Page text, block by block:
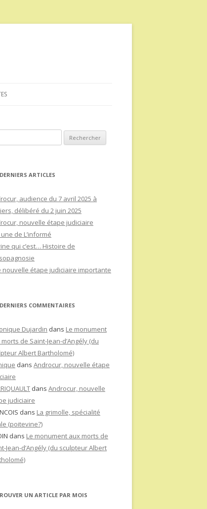
ARTICLES
audience du 7 avril 2025 à
délibéré du 2 juin 2025
nouvelle étape judiciaire
de L’informé
qui c’est… Histoire de
nouvelle étape judiciaire importante
COMMENTAIRES
Dujardin dans Le monument
de Saint-Jean-d’Angély (du
Albert Bartholomé)
dans Androcur, nouvelle étape
dans Androcur, nouvelle
judiciaire
dans La grimolle, spécialité
(poitevine?)
dans Le monument aux morts de
Jean-d’Angély (du sculpteur Albert
UN ARTICLE PAR MOIS